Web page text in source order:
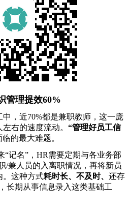
管理提效60%
，近70%都是兼职教师，这一庞
右的速度流动。 “管理好员工信
临的最大难题。
“记名”，HR需要定期与各业务部
/兼人员的入离职情况，再将新员
。这种方式耗时长、不及时、 还存
长期从事信息录入这类基础工